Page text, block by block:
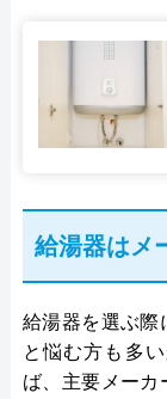
給湯器はメ
給湯器を選ぶ際
と悩む方も多
ば、主要メーカ